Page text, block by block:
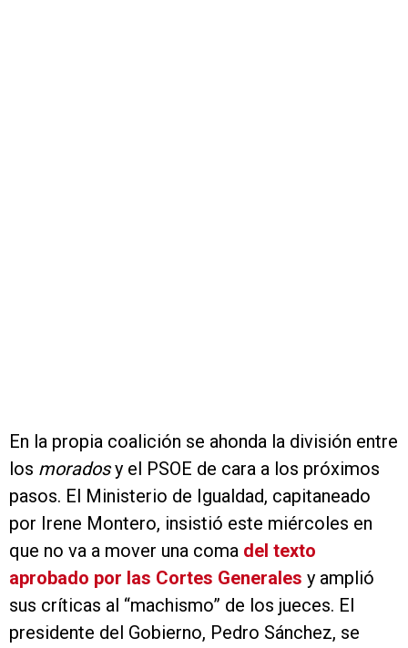
En la propia coalición se ahonda la división entre
los moradosy el PSOE de cara a los próximos
pasos. El Ministerio de Igualdad, capitaneado
por Irene Montero, insistió este miércoles en
que no va a mover una coma del texto
aprobado por las Cortes Generales y amplió
sus críticas al “machismo” de los jueces. El
presidente del Gobierno, Pedro Sánchez, se